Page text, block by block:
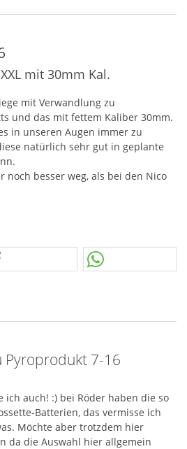
mit 30mm Kal.
mit Verwandlung zu
und das mit fettem Kaliber 30mm.
in unseren Augen immer zu
natürlich sehr gut in geplante
noch besser weg, als bei den Nico
Pyroprodukt 7-16
ich auch! :) bei Röder haben die so
Batterien, das vermisse ich
Möchte aber trotzdem hier
da die Auswahl hier allgemein